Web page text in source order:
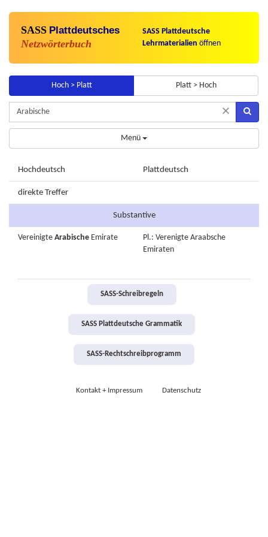
SASS Plattdeutsches
Netzwörterbuch
SASS Plattdeutsche
Lehrmaterialien öffnen
Hoch > Platt Platt > Hoch
×
Menü
Hochdeutsch Plattdeutsch
direkte Treffer
Substantive
Vereinigte Arabische Emirate
Pl.: Verenigte Araabsche
Emiraten
SASS-Schreibregeln
SASS Plattdeutsche Grammatik
SASS-Rechtschreibprogramm
Kontakt + Impressum Datenschutz